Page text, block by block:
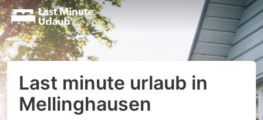
Last minute urlaub in
Mellinghausen